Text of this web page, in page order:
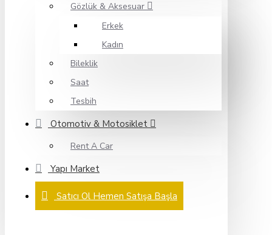
Gözlük & Aksesuar
Erkek
Kadın
Bileklik
Saat
Tesbih
Otomotiv & Motosiklet
Rent A Car
Yapı Market
Satıcı Ol Hemen Satışa Başla